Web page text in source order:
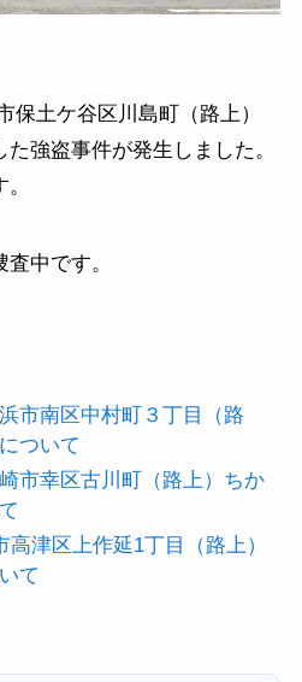
保土ケ谷区川島町（路上）
強盗事件が発生しました。
中です。
市南区中村町３丁目（路
ついて
市幸区古川町（路上）ちか
津区上作延1丁目（路上）
て